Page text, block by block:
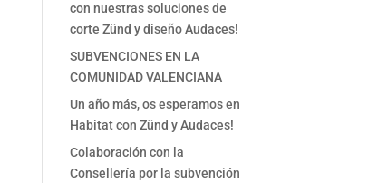
con nuestras soluciones de
corte Zünd y diseño Audaces!
SUBVENCIONES EN LA
COMUNIDAD VALENCIANA
Un año más, os esperamos en
Habitat con Zünd y Audaces!
Colaboración con la
Consellería por la subvención